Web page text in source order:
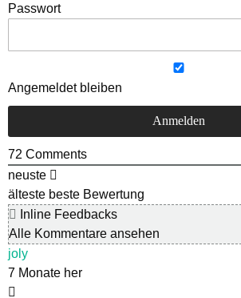
Passwort
Angemeldet bleiben
72 Comments
neuste
älteste beste Bewertung
Inline Feedbacks
Alle Kommentare ansehen
joly
7 Monate her